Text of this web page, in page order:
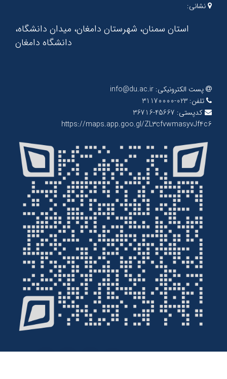
نشانی:
استان سمنان، شهرستان دامغان، میدان دانشگاه،
دانشگاه دامغان
پست الکترونیکی: info@du.ac.ir
تلفن: 023-31170000
کدپستی: 45667-36716
https://maps.app.goo.gl/ZL3cfvwmasyvJf4c6